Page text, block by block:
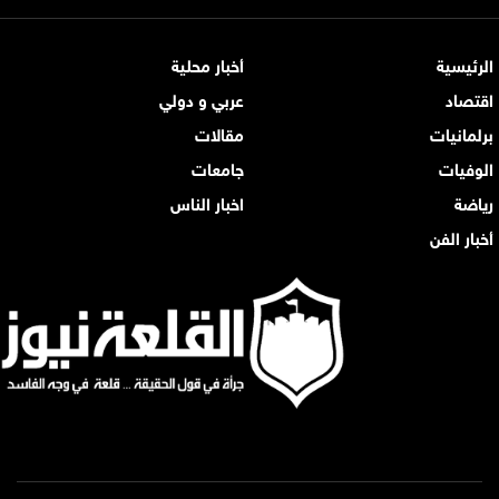
الرئيسية
أخبار محلية
اقتصاد
عربي و دولي
برلمانيات
مقالات
الوفيات
جامعات
رياضة
اخبار الناس
أخبار الفن